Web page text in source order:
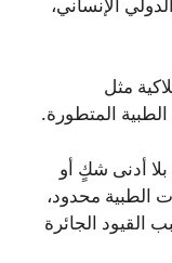
مثل
المتطورة.
أدنى شكٍ أو
الطبية محدود،
القيود الجائرة